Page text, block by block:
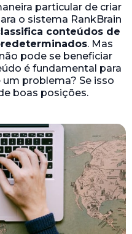
particular de criar
o sistema RankBrain
conteúdos de
. Mas
pode se beneficiar
é fundamental para
problema? Se isso
boas posições.